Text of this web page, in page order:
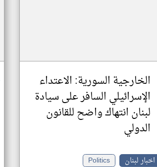
الخارجية السورية: الاعتداء
الإسرائيلي السافر على سيادة
لبنان انتهاك واضح للقانون
الدولي
اخبار لبنان
Politics